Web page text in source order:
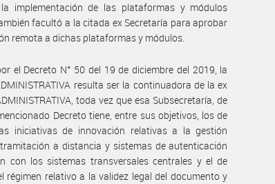
implementación de las plataformas y módulos
facultó a la citada ex Secretaría para aprobar
remota a dichas plataformas y módulos.
el Decreto N° 50 del 19 de diciembre del 2019, la
resulta ser la continuadora de la ex
toda vez que esa Subsecretaría, de
Decreto tiene, entre sus objetivos, los de
iniciativas de innovación relativas a la gestión
a distancia y sistemas de autenticación
con los sistemas transversales centrales y el de
régimen relativo a la validez legal del documento y